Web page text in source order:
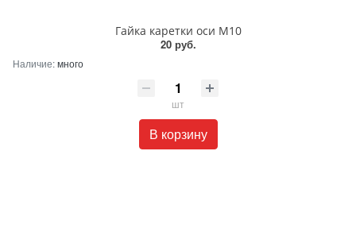
Гайка каретки оси М10
20 руб.
Наличие:много
шт
В корзину